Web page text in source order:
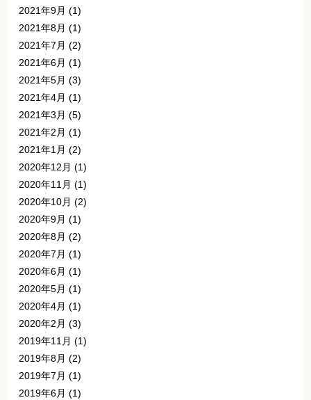
2021年9月 (1)
2021年8月 (1)
2021年7月 (2)
2021年6月 (1)
2021年5月 (3)
2021年4月 (1)
2021年3月 (5)
2021年2月 (1)
2021年1月 (2)
2020年12月 (1)
2020年11月 (1)
2020年10月 (2)
2020年9月 (1)
2020年8月 (2)
2020年7月 (1)
2020年6月 (1)
2020年5月 (1)
2020年4月 (1)
2020年2月 (3)
2019年11月 (1)
2019年8月 (2)
2019年7月 (1)
2019年6月 (1)